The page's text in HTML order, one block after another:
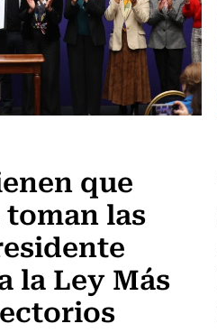
que
las
la Ley Más